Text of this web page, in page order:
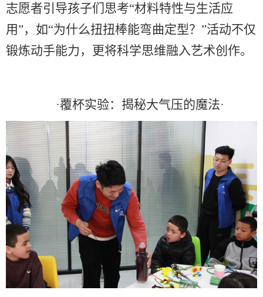
志愿者引导孩子们思考“材料特性与生活应
用 ”，如“为什么扭扭棒能弯曲定型？ ”活动不仅
锻炼动手能力，更将科学思维融入艺术创作。
·覆杯实验：揭秘大气压的魔法·